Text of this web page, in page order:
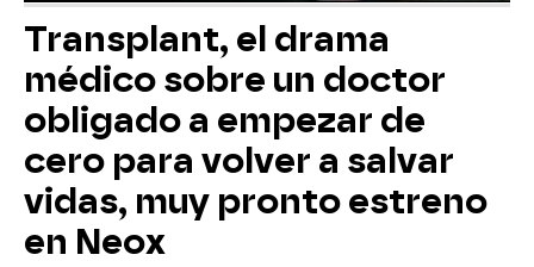
Transplant, el drama
médico sobre un doctor
obligado a empezar de
cero para volver a salvar
vidas, muy pronto estreno
en Neox